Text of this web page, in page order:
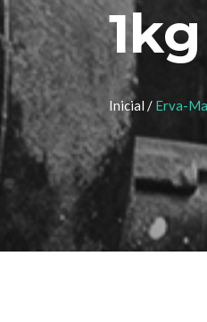
1kg
Inicial / Erva-